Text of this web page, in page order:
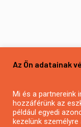
Az Ön adatainak
Mi és a partnereink
hozzáférünk az
például egyedi
kezelünk